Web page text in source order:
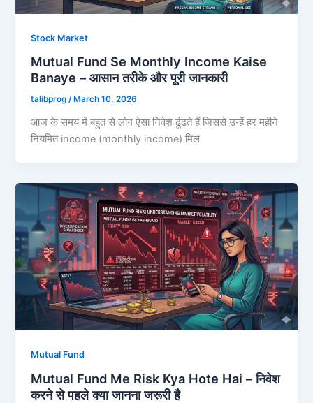
Stock Market
Mutual Fund Se Monthly Income Kaise
Banaye – आसान तरीके और पूरी जानकारी
talibprog/ March 10, 2026
आज के समय में बहुत से लोग ऐसा निवेश ढूंढते हैं जिससे उन्हें हर महीने
नियमित income (monthly income) मिल
Mutual Fund
Mutual Fund Me Risk Kya Hote Hai – निवेश
करने से पहले क्या जानना जरूरी है